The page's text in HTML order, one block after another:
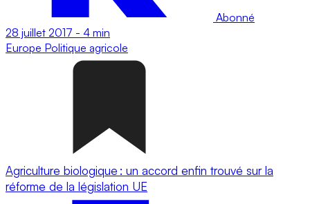
Abonné
28 juillet 2017 - 4 min
Europe Politique agricole
Agriculture biologique : un accord enfin trouvé sur la
réforme de la législation UE